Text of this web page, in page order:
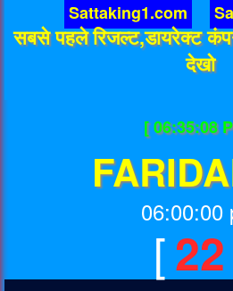
Sattaking1.com
सबसे पहले रिजल्ट,डायरेक्ट
देखो
[ 06:35:08
06:00:00
[22